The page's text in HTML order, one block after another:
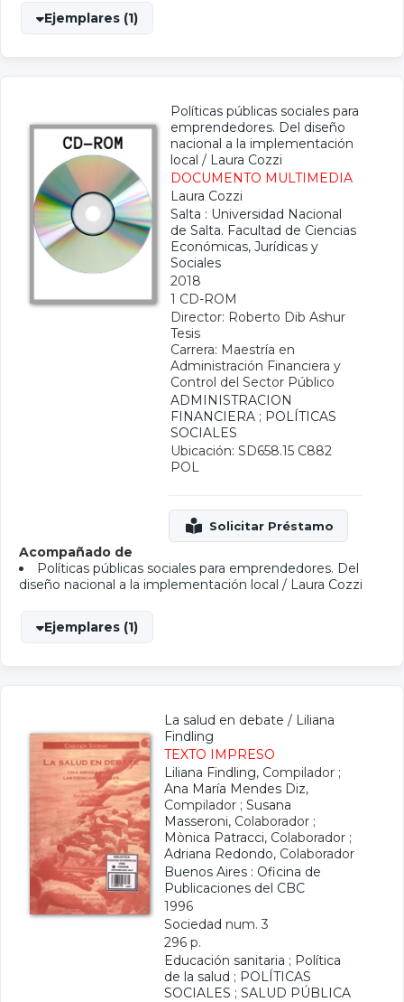
Ejemplares (1)
Políticas públicas sociales para
emprendedores. Del diseño
nacional a la implementación
local / Laura Cozzi
DOCUMENTO MULTIMEDIA
Laura Cozzi
Salta : Universidad Nacional
de Salta. Facultad de Ciencias
Económicas, Jurídicas y
Sociales
2018
1 CD-ROM
Director: Roberto Dib Ashur
Tesis
Carrera: Maestría en
Administración Financiera y
Control del Sector Público
ADMINISTRACION
FINANCIERA ; POLÍTICAS
SOCIALES
Ubicación: SD658.15 C882
POL
Acompañado de
Políticas públicas sociales para emprendedores. Del
diseño nacional a la implementación local / Laura Cozzi
Ejemplares (1)
La salud en debate / Liliana
Findling
TEXTO IMPRESO
Liliana Findling, Compilador ;
Ana María Mendes Diz,
Compilador ; Susana
Masseroni, Colaborador ;
Mònica Patracci, Colaborador ;
Adriana Redondo, Colaborador
Buenos Aires : Oficina de
Publicaciones del CBC
1996
Sociedad num. 3
296 p.
Educación sanitaria ; Política
de la salud ; POLÍTICAS
SOCIALES ; SALUD PÚBLICA